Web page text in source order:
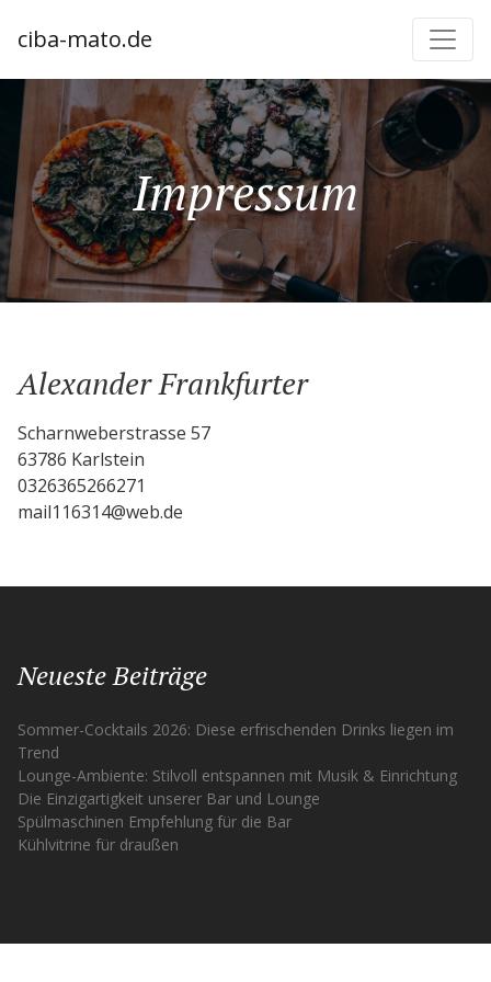
ciba-mato.de
Impressum
Alexander Frankfurter
Scharnweberstrasse 57
63786 Karlstein
0326365266271
mail116314@web.de
Neueste Beiträge
Sommer-Cocktails 2026: Diese erfrischenden Drinks liegen im
Trend
Lounge-Ambiente: Stilvoll entspannen mit Musik & Einrichtung
Die Einzigartigkeit unserer Bar und Lounge
Spülmaschinen Empfehlung für die Bar
Kühlvitrine für draußen